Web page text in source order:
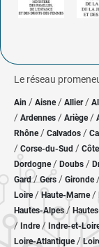
Le réseau
Ain / Aisne/ Allier/
/ Ardennes / Ariège/
Rhône/ Calvados /
/ Corse-du-Sud /
Dordogne/ Doubs /
Gard/ Gers / Gironde
Loire/Haute-Marne/
Hautes-Alpes/
/ Indre/ Indre-et-
Loire-Atlantique/